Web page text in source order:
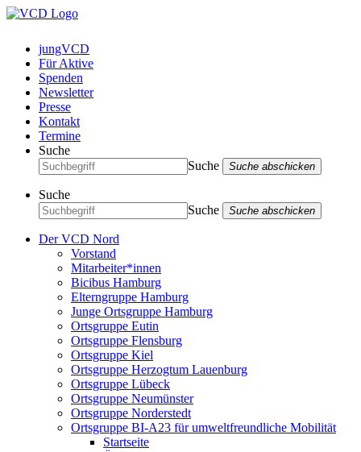
jungVCD
Für Aktive
Spenden
Newsletter
Presse
Kontakt
Termine
Suche
Suche
Suche abschicken
Suche
Suche
Suche abschicken
Der VCD Nord
Vorstand
Mitarbeiter*innen
Bicibus Hamburg
Elterngruppe Hamburg
Junge Ortsgruppe Hamburg
Ortsgruppe Eutin
Ortsgruppe Flensburg
Ortsgruppe Kiel
Ortsgruppe Herzogtum Lauenburg
Ortsgruppe Lübeck
Ortsgruppe Neumünster
Ortsgruppe Norderstedt
Ortsgruppe BI-A23 für umweltfreundliche Mobilität
Startseite